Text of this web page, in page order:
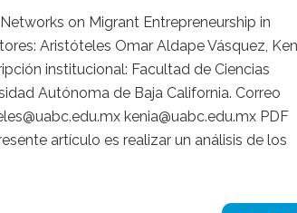
on Migrant Entrepreneurship in
Aristóteles Omar Aldape Vásquez,
institucional: Facultad de Ciencias
Autónoma de Baja California. Correo
kenia@uabc.edu.mx PDF
artículo es realizar un análisis de los